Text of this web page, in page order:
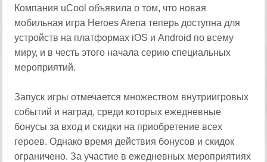
Компания uCool объявила о том, что новая
мобильная игра Heroes Arena теперь доступна для
устройств на платформах iOS и Android по всему
миру, и в честь этого начала серию специальных
мероприятий.
Запуск игры отмечается множеством внутриигровых
событий и наград, среди которых ежедневные
бонусы за вход и скидки на приобретение всех
героев. Однако время действия бонусов и скидок
ограничено. За участие в ежедневных мероприятиях